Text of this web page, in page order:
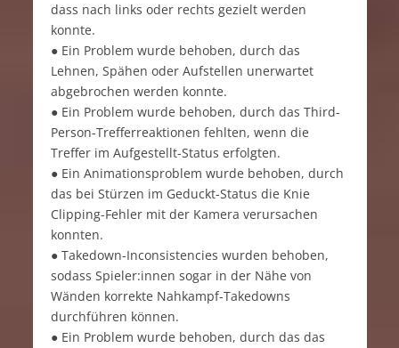
dass nach links oder rechts gezielt werden
konnte.
● Ein Problem wurde behoben, durch das
Lehnen, Spähen oder Aufstellen unerwartet
abgebrochen werden konnte.
● Ein Problem wurde behoben, durch das Third-
Person-Trefferreaktionen fehlten, wenn die
Treffer im Aufgestellt-Status erfolgten.
● Ein Animationsproblem wurde behoben, durch
das bei Stürzen im Geduckt-Status die Knie
Clipping-Fehler mit der Kamera verursachen
konnten.
● Takedown-Inconsistencies wurden behoben,
sodass Spieler:innen sogar in der Nähe von
Wänden korrekte Nahkampf-Takedowns
durchführen können.
● Ein Problem wurde behoben, durch das das